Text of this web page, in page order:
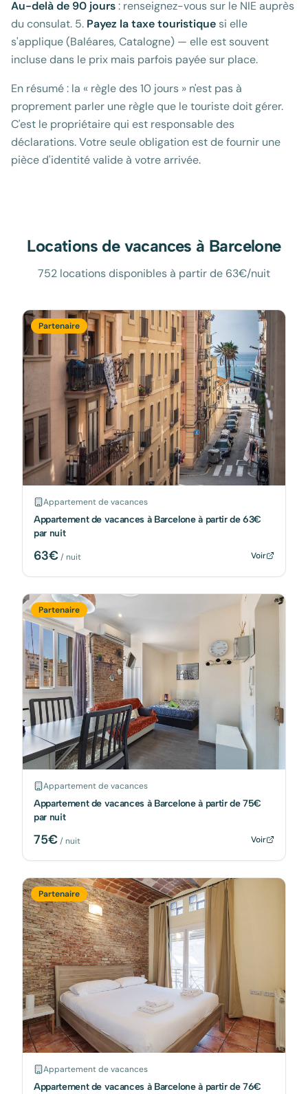
Au-delà de 90 jours: renseignez-vous sur le NIE auprès
du consulat. 5. Payez la taxe touristique si elle
s'applique (Baléares, Catalogne) — elle est souvent
incluse dans le prix mais parfois payée sur place.
En résumé : la « règle des 10 jours » n'est pas à
proprement parler une règle que le touriste doit gérer.
C'est le propriétaire qui est responsable des
déclarations. Votre seule obligation est de fournir une
pièce d'identité valide à votre arrivée.
Locations de vacances à Barcelone
752 locations disponibles à partir de 63€/nuit
Partenaire
Appartement de vacances
Appartement de vacances à Barcelone à partir de 63€
par nuit
63€/ nuit Voir
Partenaire
Appartement de vacances
Appartement de vacances à Barcelone à partir de 75€
par nuit
75€/ nuit Voir
Partenaire
Appartement de vacances
Appartement de vacances à Barcelone à partir de 76€